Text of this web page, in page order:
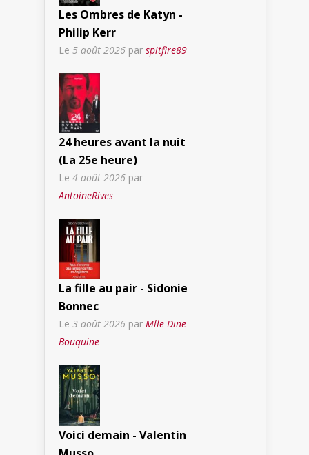
Les Ombres de Katyn -
Philip Kerr
Le 5 août 2026 par spitfire89
24 heures avant la nuit
(La 25e heure)
Le 4 août 2026 par
AntoineRives
La fille au pair - Sidonie
Bonnec
Le 3 août 2026 par Mlle Dine
Bouquine
Voici demain - Valentin